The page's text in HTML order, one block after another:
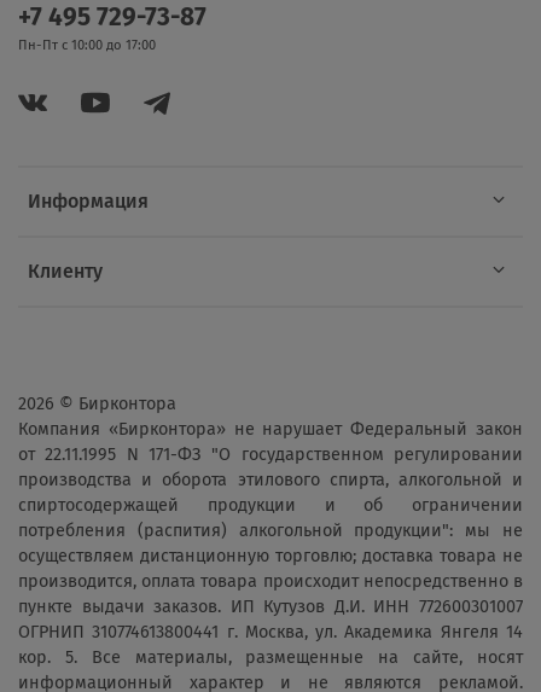
Информация
Клиенту
+7 495 729-73-87
Пн-Пт с 10:00 до 17:00
2026 © Бирконтора
Компания «Бирконтора» не нарушает Федеральный закон
от 22.11.1995 N 171-ФЗ "О государственном регулировании
производства и оборота этилового спирта, алкогольной и
спиртосодержащей продукции и об ограничении
потребления (распития) алкогольной продукции": мы не
осуществляем дистанционную торговлю; доставка товара не
производится, оплата товара происходит непосредственно в
пункте выдачи заказов. ИП Кутузов Д.И. ИНН 772600301007
ОГРНИП 310774613800441 г. Москва, ул. Академика Янгеля 14
кор. 5. Все материалы, размещенные на сайте, носят
информационный характер и не являются рекламой.